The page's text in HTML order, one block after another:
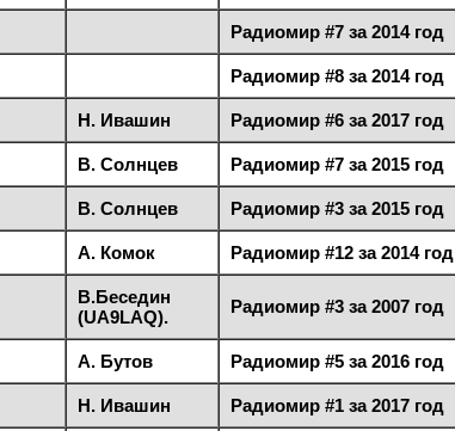
Радиомир #7 за 2014 год
Радиомир #8 за 2014 год
Н. Ивашин Радиомир #6 за 2017 год
В. Солнцев Радиомир #7 за 2015 год
В. Солнцев Радиомир #3 за 2015 год
А. Комок Радиомир #12 за 2014 год
В.Беседин
(UA9LAQ).
Радиомир #3 за 2007 год
А. Бутов Радиомир #5 за 2016 год
Н. Ивашин Радиомир #1 за 2017 год